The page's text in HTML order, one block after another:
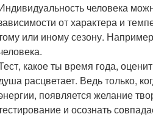
человека
от характера и
или иному сезону.
какое ты время года,
расцветает. Ведь только,
появляется желание
и осознать